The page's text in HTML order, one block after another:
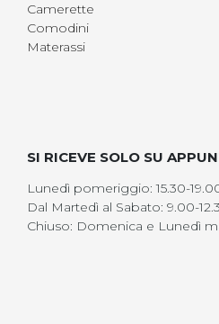
Camerette
Comodini
Materassi
SI RICEVE SOLO SU
Lunedì pomeriggio: 15.30-
Dal Martedì al Sabato: 9.00-
Chiuso: Domenica e Lunedì